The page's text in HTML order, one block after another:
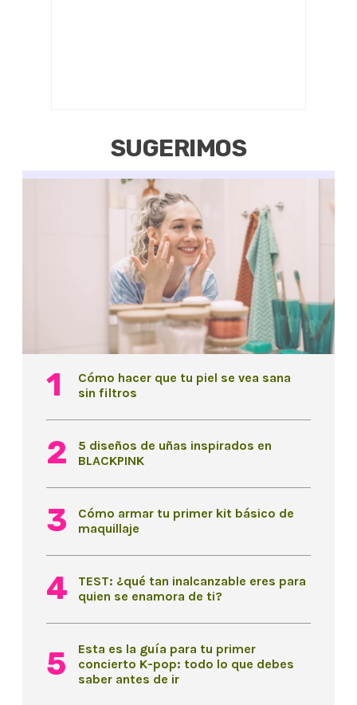
SUGERIMOS
Cómo hacer que tu piel se vea sana
sin filtros
5 diseños de uñas inspirados en
BLACKPINK
Cómo armar tu primer kit básico de
maquillaje
TEST: ¿qué tan inalcanzable eres para
quien se enamora de ti?
Esta es la guía para tu primer
concierto K-pop: todo lo que debes
saber antes de ir